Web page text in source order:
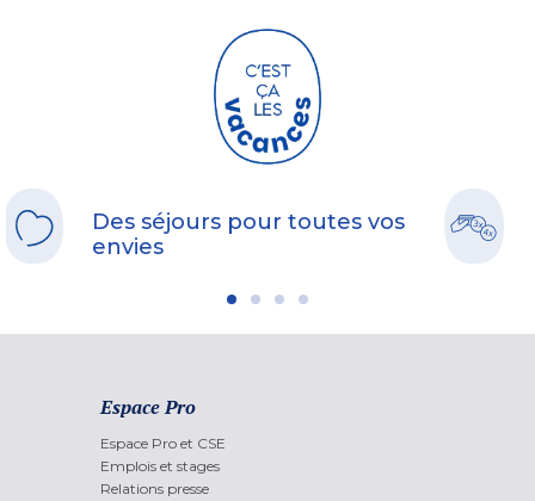
Des séjours pour toutes vos
envies
Espace Pro
Espace Pro et CSE
Emplois et stages
Relations presse